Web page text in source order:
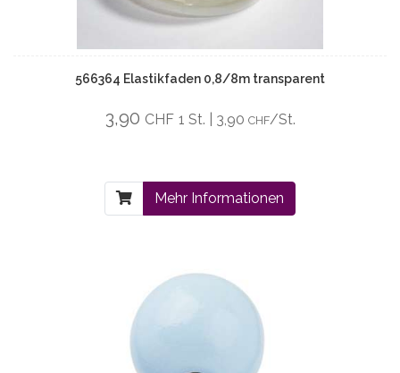
566364 Elastikfaden 0,8/8m transparent
3,90 CHF 1 St. | 3,90 CHF/St.
Mehr Informationen